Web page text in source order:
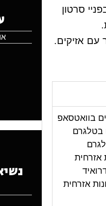
סרטון
עם אזיקים.
בוואטסאפ
בטלגרם
אזרחית
אזרחית